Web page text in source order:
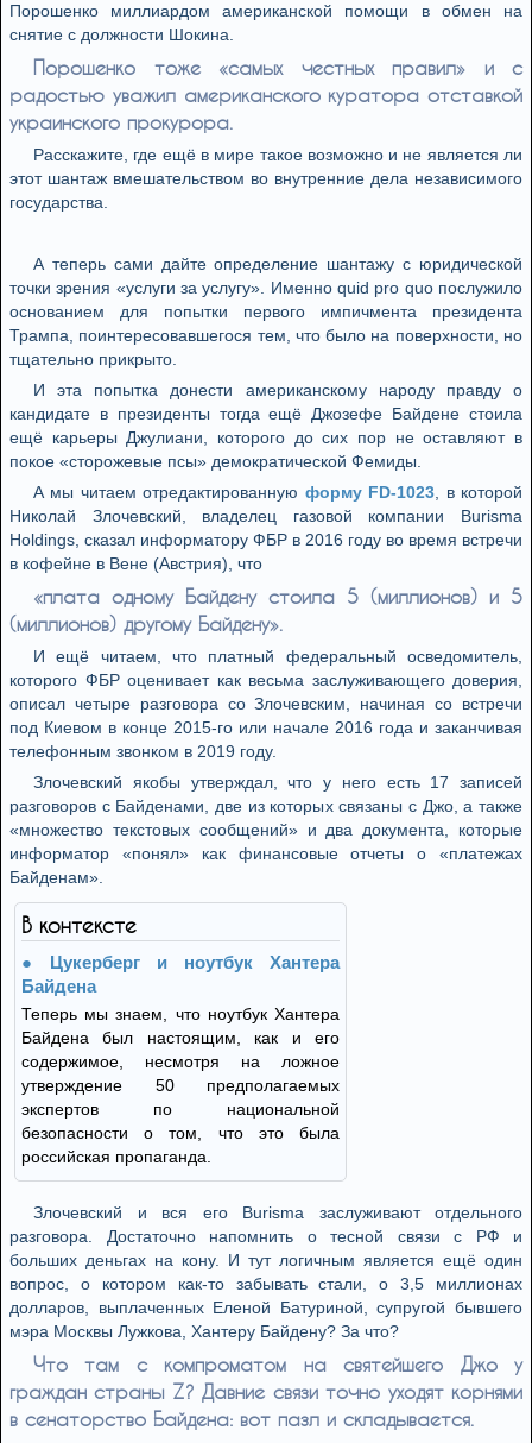
Порошенко миллиардом американской помощи в обмен на
снятие с должности Шокина.
Порошенко тоже «самых честных правил» и с
радостью уважил американского куратора отставкой
украинского прокурора.
Расскажите, где ещё в мире такое возможно и не является ли
этот шантаж вмешательством во внутренние дела независимого
государства.
А теперь сами дайте определение шантажу с юридической
точки зрения «услуги за услугу». Именно quid pro quo послужило
основанием для попытки первого импичмента президента
Трампа, поинтересовавшегося тем, что было на поверхности, но
тщательно прикрыто.
И эта попытка донести американскому народу правду о
кандидате в президенты тогда ещё Джозефе Байдене стоила
ещё карьеры Джулиани, которого до сих пор не оставляют в
покое «сторожевые псы» демократической Фемиды.
А мы читаем отредактированную форму FD-1023 , в которой
Николай Злочевский, владелец газовой компании Burisma
Holdings, сказал информатору ФБР в 2016 году во время встречи
в кофейне в Вене (Австрия), что
«плата одному Байдену стоила 5 (миллионов) и 5
(миллионов) другому Байдену».
И ещё читаем, что платный федеральный осведомитель,
которого ФБР оценивает как весьма заслуживающего доверия,
описал четыре разговора со Злочевским, начиная со встречи
под Киевом в конце 2015-го или начале 2016 года и заканчивая
телефонным звонком в 2019 году.
Злочевский якобы утверждал, что у него есть 17 записей
разговоров с Байденами, две из которых связаны с Джо, а также
«множество текстовых сообщений» и два документа, которые
информатор «понял» как финансовые отчеты о «платежах
Байденам».
В контексте
Цукерберг и ноутбук Хантера
Байдена
Теперь мы знаем, что ноутбук Хантера
Байдена был настоящим, как и его
содержимое, несмотря на ложное
утверждение 50 предполагаемых
экспертов по национальной
безопасности о том, что это была
российская пропаганда.
Злочевский и вся его Burisma заслуживают отдельного
разговора. Достаточно напомнить о тесной связи с РФ и
больших деньгах на кону. И тут логичным является ещё один
вопрос, о котором как-то забывать стали, о 3,5 миллионах
долларов, выплаченных Еленой Батуриной, супругой бывшего
мэра Москвы Лужкова, Хантеру Байдену? За что?
Что там с компроматом на святейшего Джо у
граждан страны Z? Давние связи точно уходят корнями
в сенаторство Байдена: вот пазл и складывается.